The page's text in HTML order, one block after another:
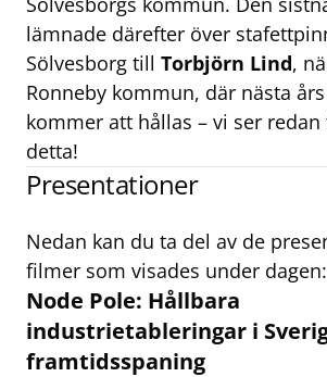
lämnade därefter över
Sölvesborg till Torbjörn Lind,
Ronneby kommun, där nästa
kommer att hållas – vi ser
detta!
Presentationer
Nedan kan du ta del av de
filmer som visades under dagen:
Node Pole: Hållbara
industrietableringar i
framtidsspaning